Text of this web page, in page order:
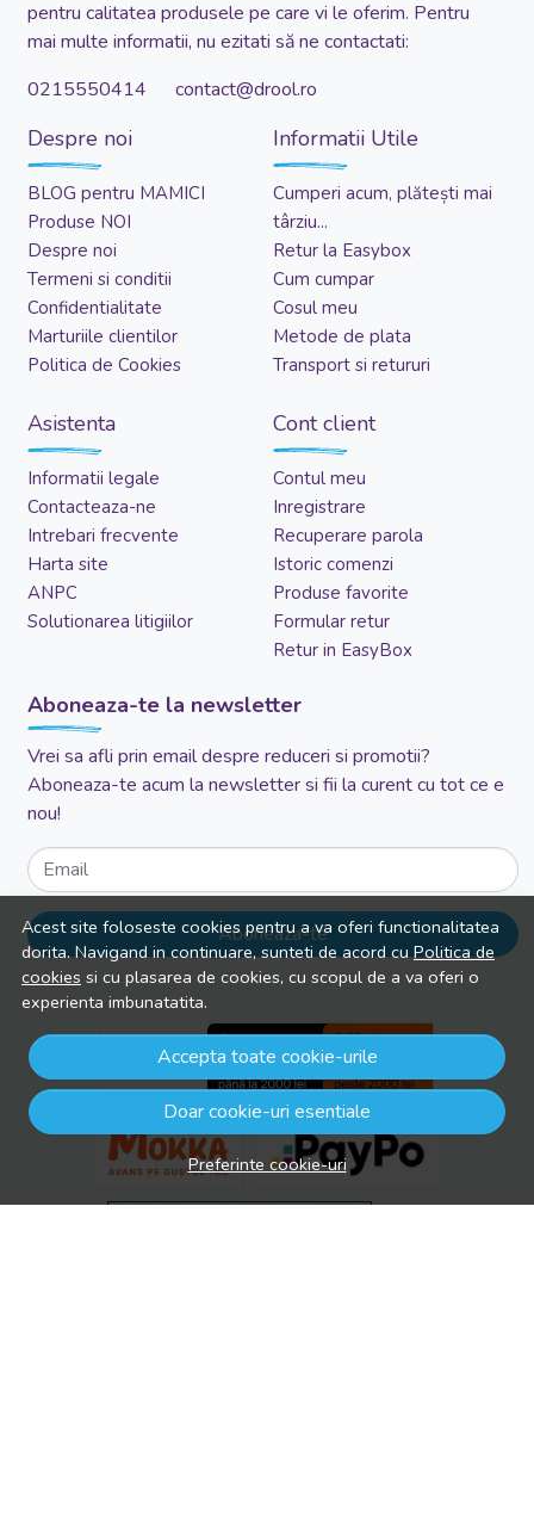
Acest site foloseste cookies pentru a va oferi functionalitatea
dorita. Navigand in continuare, sunteti de acord cuPolitica de
cookies si cu plasarea de cookies, cu scopul de a va oferi o
experienta imbunatatita.
Accepta toate cookie-urile
Doar cookie-uri esentiale
Preferinte cookie-uri
pentru calitatea produsele pe care vi le oferim. Pentru
mai multe informatii, nu ezitati să ne contactati:
0215550414 contact@drool.ro
Despre noi
BLOG pentru MAMICI
Produse NOI
Despre noi
Termeni si conditii
Confidentialitate
Marturiile clientilor
Politica de Cookies
Informatii Utile
Cumperi acum, plătești mai
târziu...
Retur la Easybox
Cum cumpar
Cosul meu
Metode de plata
Transport si retururi
Asistenta
Informatii legale
Contacteaza-ne
Intrebari frecvente
Harta site
ANPC
Solutionarea litigiilor
Cont client
Contul meu
Inregistrare
Recuperare parola
Istoric comenzi
Produse favorite
Formular retur
Retur in EasyBox
Aboneaza-te la newsletter
Vrei sa afli prin email despre reduceri si promotii?
Aboneaza-te acum la newsletter si fii la curent cu tot ce e
nou!
Email
Aboneaza-te